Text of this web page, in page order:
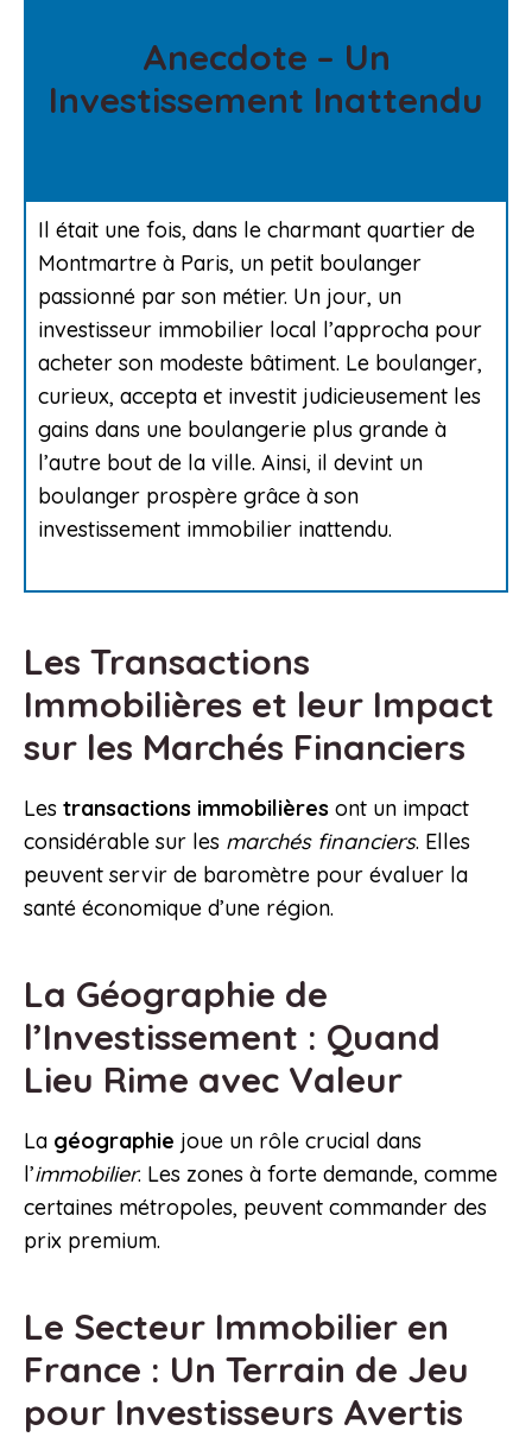
Anecdote – Un
Investissement Inattendu
Il était une fois, dans le charmant quartier de
Montmartre à Paris, un petit boulanger
passionné par son métier. Un jour, un
investisseur immobilier local l’approcha pour
acheter son modeste bâtiment. Le boulanger,
curieux, accepta et investit judicieusement les
gains dans une boulangerie plus grande à
l’autre bout de la ville. Ainsi, il devint un
boulanger prospère grâce à son
investissement immobilier inattendu.
Les Transactions
Immobilières et leur Impact
sur les Marchés Financiers
Les transactions immobilières ont un impact
considérable sur les marchés financiers. Elles
peuvent servir de baromètre pour évaluer la
santé économique d’une région.
La Géographie de
l’Investissement : Quand
Lieu Rime avec Valeur
La géographie joue un rôle crucial dans
l’immobilier. Les zones à forte demande, comme
certaines métropoles, peuvent commander des
prix premium.
Le Secteur Immobilier en
France : Un Terrain de Jeu
pour Investisseurs Avertis